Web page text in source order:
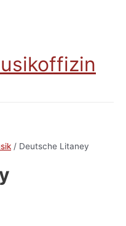
/ Deutsche Litaney